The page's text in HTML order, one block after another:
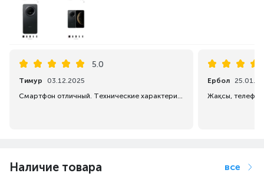
5.0
Тимур
03.12.2025
Смартфон отличный. Технические характеристики на высоте. Но, надо быть готовым, что придётся замарочится с установкой продуктов Google.
Ербол
Жақсы,
Наличие товара все